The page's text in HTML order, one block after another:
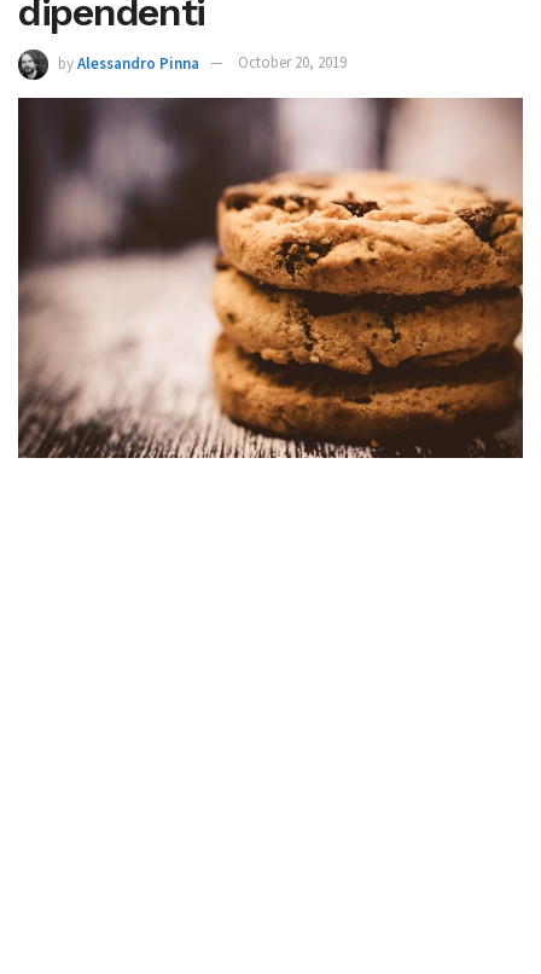
dipendenti
byAlessandro Pinna October 20, 2019